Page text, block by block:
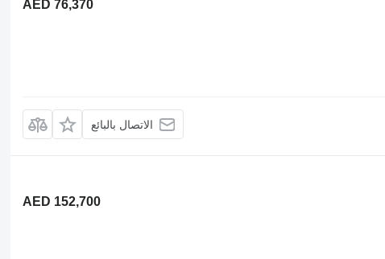
AED 76,370
الاتصال بالبائع
AED 152,700